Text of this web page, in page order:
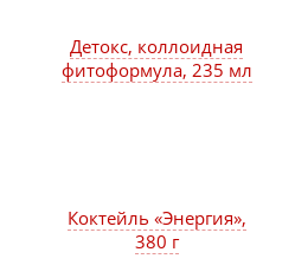
Детокс, коллоидная
фитоформула, 235 мл
Коктейль «Энергия»,
380 г